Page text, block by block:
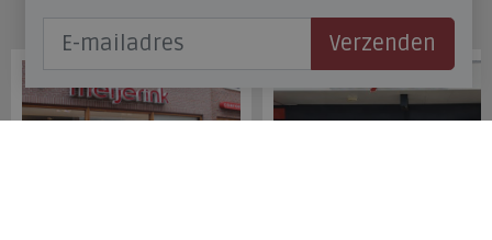
Verzenden